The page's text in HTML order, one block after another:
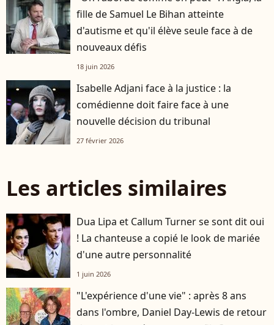
fille de Samuel Le Bihan atteinte
d'autisme et qu'il élève seule face à de
nouveaux défis
18 juin 2026
Isabelle Adjani face à la justice : la
comédienne doit faire face à une
nouvelle décision du tribunal
27 février 2026
Les articles similaires
Dua Lipa et Callum Turner se sont dit oui
! La chanteuse a copié le look de mariée
d'une autre personnalité
1 juin 2026
"L'expérience d'une vie" : après 8 ans
dans l'ombre, Daniel Day-Lewis de retour